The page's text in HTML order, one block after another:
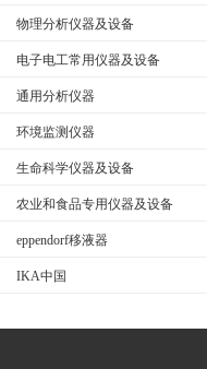
物理分析仪器及设备
电子电工常用仪器及设备
通用分析仪器
环境监测仪器
生命科学仪器及设备
农业和食品专用仪器及设备
eppendorf移液器
IKA中国